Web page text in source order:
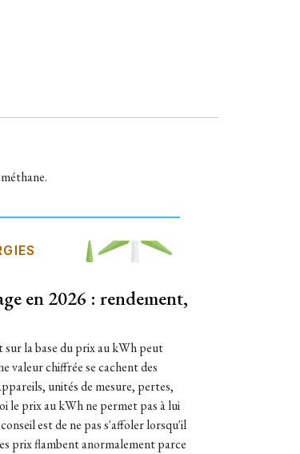
en 2026 : rendement,
sur la base du prix au kWh peut
valeur chiffrée se cachent des
unités de mesure, pertes,
le prix au kWh ne permet pas à lui
est de ne pas s'affoler lorsqu'il
prix flambent anormalement parce